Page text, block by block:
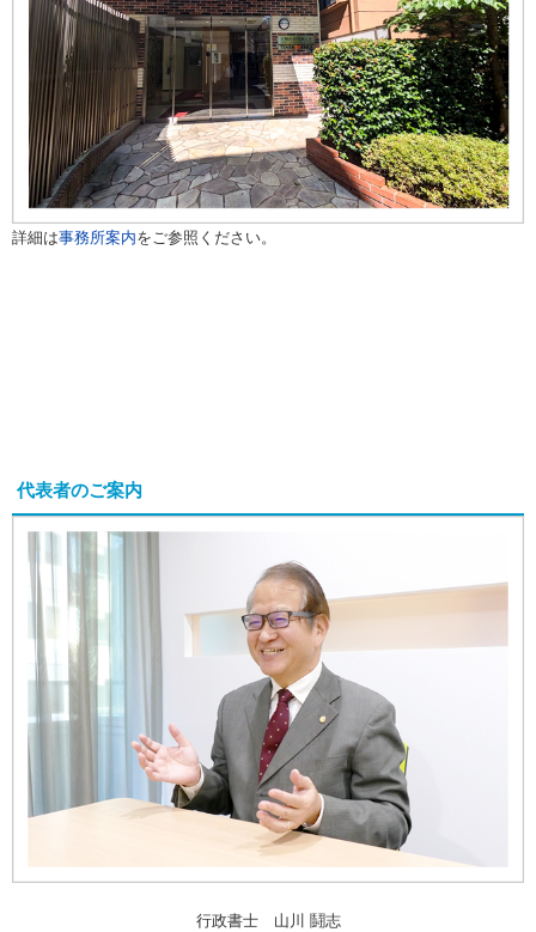
詳細は事務所案内をご参照ください。
代表者のご案内
行政書士 山川 鬪志